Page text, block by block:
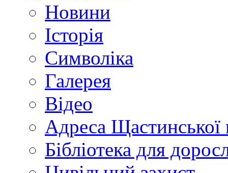
Новини
Історія
Символіка
Галерея
Відео
Адреса Щастинської
Бібліотека для